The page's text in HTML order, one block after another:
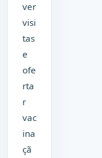
ver
visi
tas
e
ofe
rta
r
vac
ina
çã